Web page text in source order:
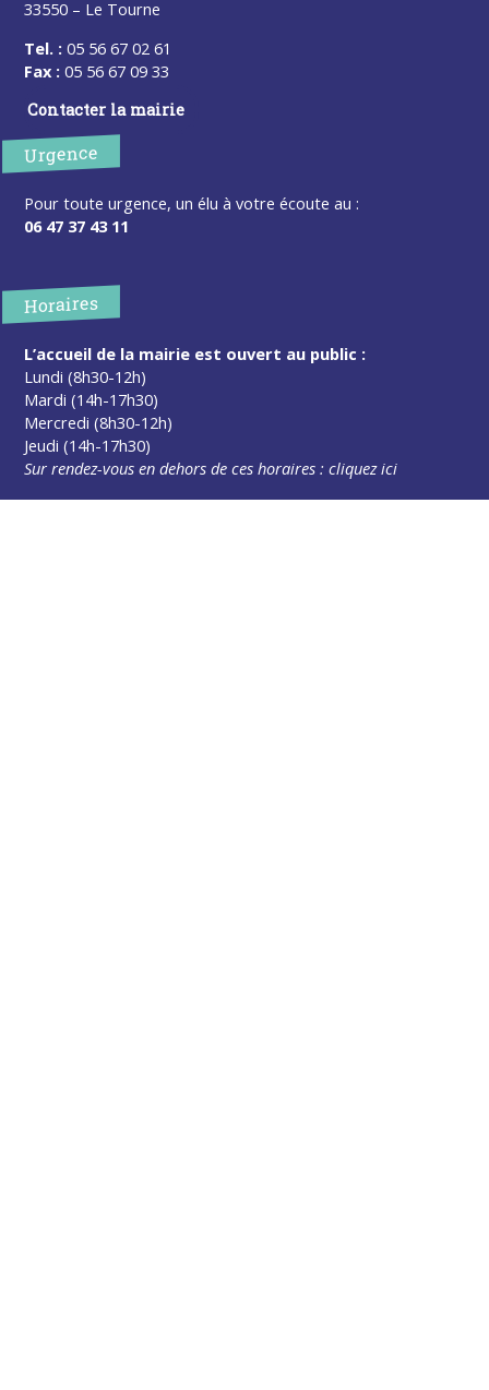
33550 – Le Tourne
Tel. : 05 56 67 02 61
Fax : 05 56 67 09 33
Contacter la mairie
Urgence
Pour toute urgence, un élu à votre écoute au :
06 47 37 43 11
Horaires
L’accueil de la mairie est ouvert au public :
Lundi (8h30-12h)
Mardi (14h-17h30)
Mercredi (8h30-12h)
Jeudi (14h-17h30)
Sur rendez-vous en dehors de ces horaires :cliquez ici